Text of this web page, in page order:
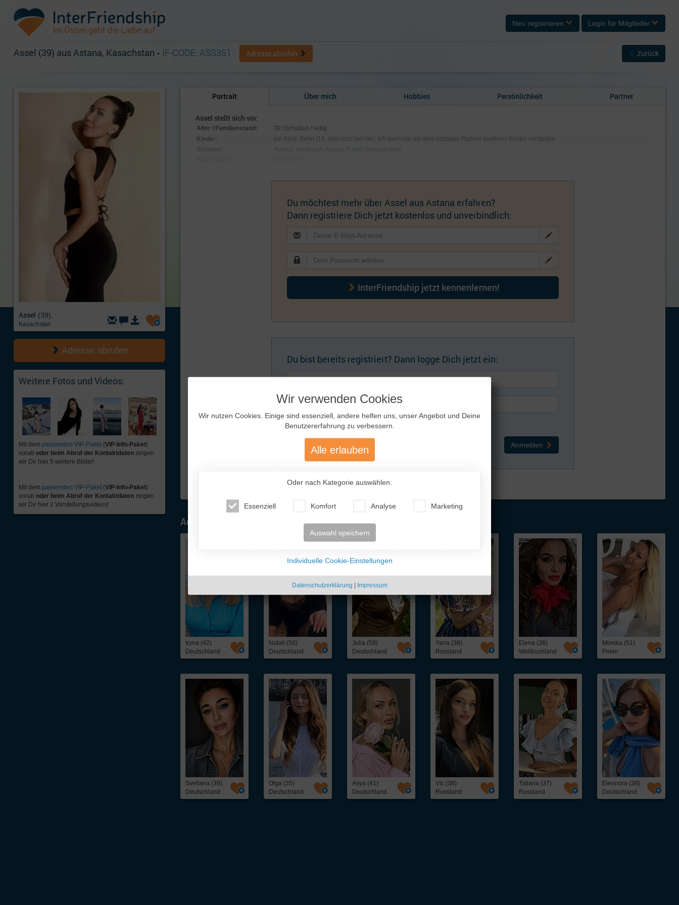
Assel (39),
Kasachstan
Adresse abrufen
Weitere Fotos und Videos:
Mit dem passenden VIP-Paket (VIP-Info-Paket)
vorab oder beim Abruf der Kontaktdaten zeigen
wir Dir hier 5 weitere Bilder!
Mit dem passenden VIP-Paket (VIP-Info-Paket)
vorab oder beim Abruf der Kontaktdaten zeigen
wir Dir hier 2 Vorstellungsvideos!
Portrait Über mich Hobbies Persönlichkeit Partner
Assel stellt sich vor:
Alter / Familienstand:
39 (Schütze) / ledig
Kinder:
ein Kind: Sohn (15, lebt nicht bei mir); Ich kann mir mit dem richtigen Partner (weitere) Kinder vorstellen
Tattoo
Du möchtest mehr über Assel aus Astana erfahren?
Dann registriere Dich jetzt kostenlos und unverbindlich:
InterFriendship jetzt kennenlernen!
Du bist bereits registriert? Dann logge Dich jetzt ein:
Künftig automatisch einloggen
Anmelden
Zugangsdaten
vergessen?
Ausgewählte Traumfrauen - nur für Dich!
Iryna (42)
Deutschland
Natali (50)
Deutschland
Julia (59)
Deutschland
Yana (38)
Russland
Elena (38)
Weißrussland
Monika (51)
Polen
Svetlana (39)
Deutschland
Olga (35)
Deutschland
Asya (41)
Deutschland
Vic (38)
Russland
Tatiana (37)
Russland
Eleonora (38)
Deutschland
Assel (39) aus Astana, Kasachstan - IF-CODE: ASS351 Adresse abrufen Zurück
Neu registrieren Login für Mitglieder
Wir verwenden Cookies
Wir nutzen Cookies. Einige sind essenziell, andere helfen uns, unser Angebot und Deine
Benutzererfahrung zu verbessern.
Alle erlauben
Oder nach Kategorie auswählen:
Essenziell Komfort Analyse Marketing
Auswahl speichern
Individuelle Cookie-Einstellungen
Datenschutzerklärung | Impressum